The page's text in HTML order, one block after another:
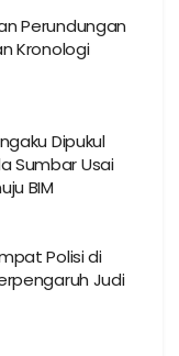
Perundungan
Kronologi
Dipukul
Sumbar Usai
BIM
Polisi di
Judi